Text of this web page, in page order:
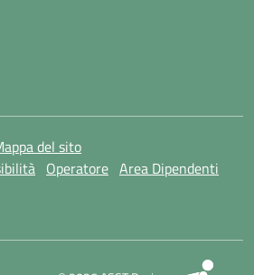
del sito
Operatore Area Dipendenti